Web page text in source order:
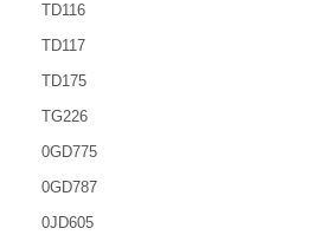
TD116
TD117
TD175
TG226
0GD775
0GD787
0JD605